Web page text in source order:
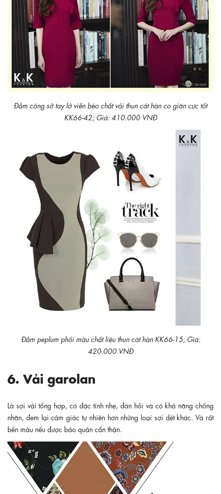
Đầm công sở tay lở viền bèo chất vải thun cát hàn co giãn cực tốt
KK66-42; Giá: 410.000 VNĐ
Đầm peplum phối màu chất liệu thun cát hàn KK66-15; Giá:
420.000 VNĐ
6. Vải garolan
Là sợi vải tổng hợp, có đặc tính nhẹ, đàn hồi và có khả năng chống
nhăn, đem lại cảm giác tự nhiên hơn những loại sợi dệt khác. Và rất
bền màu nếu được bảo quản cẩn thận.